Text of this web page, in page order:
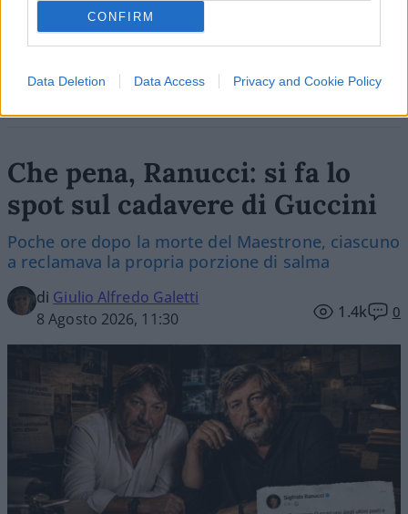
CONFIRM
Data Deletion Data Access Privacy and Cookie Policy
Che pena, Ranucci: si fa lo
spot sul cadavere di Guccini
Poche ore dopo la morte del Maestrone, ciascuno
a reclamava la propria porzione di salma
di Giulio Alfredo Galetti
8 Agosto 2026, 11:30
1.4k 0